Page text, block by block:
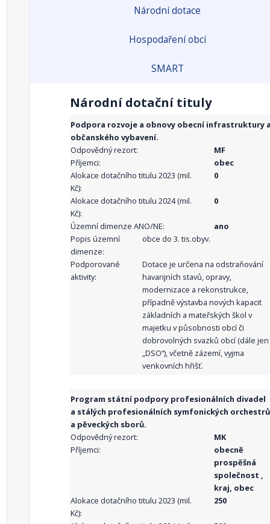
Národní dotace
Hospodaření obcí
SMART
Národní dotační tituly
Podpora rozvoje a obnovy obecní infrastruktury
občanského vybavení.
Odpovědný rezort:
MF
Příjemci:
obec
Alokace dotačního titulu 2023 (mil.
Kč):
0
Alokace dotačního titulu 2024 (mil.
Kč):
0
Územní dimenze ANO/NE:
ano
Popis územní
dimenze:
obce do 3. tis.obyv.
Podporované
aktivity:
Dotace je určena na odstraňování
havarijních stavů, opravy,
modernizace a rekonstrukce,
případně výstavba nových kapacit
základních a mateřských škol v
majetku v působnosti obcí či
dobrovolných svazků obcí (dále jen
„DSO“), včetně zázemí, vyjma
venkovních hřišť.
Program státní podpory profesionálních divadel
a stálých profesionálních symfonických orchestrů
a pěveckých sborů.
Odpovědný rezort:
MK
Příjemci:
obecně
prospěšná
společnost ,
kraj, obec
Alokace dotačního titulu 2023 (mil.
Kč):
250